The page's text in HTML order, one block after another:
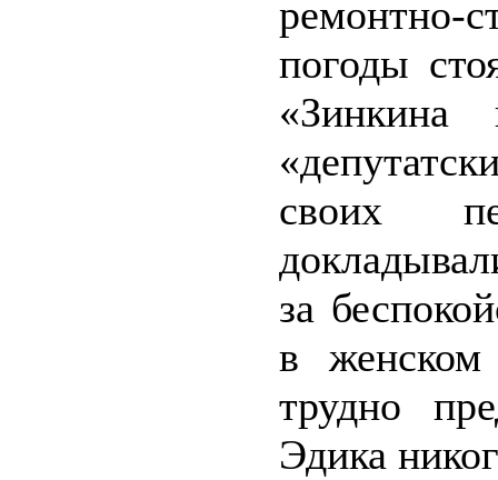
ремонтно-
погоды
«Зинкина
своих
за
в
трудно
Эдика